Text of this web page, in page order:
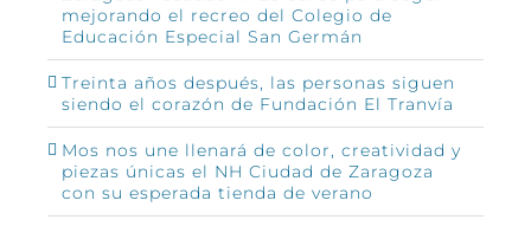
mejorando el recreo del Colegio de
Educación Especial San Germán
Treinta años después, las personas siguen
siendo el corazón de Fundación El Tranvía
Mos nos une llenará de color, creatividad y
piezas únicas el NH Ciudad de Zaragoza
con su esperada tienda de verano